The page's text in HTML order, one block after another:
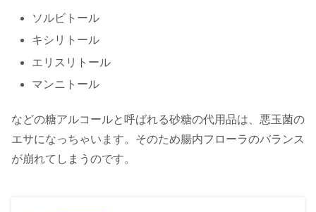
ソルビトール
キシリトール
エリスリトール
マンニトール
などの糖アルコールと呼ばれる砂糖の代用品は、悪玉菌の
エサになっちゃいます。そのため腸内フローラのバランス
が崩れてしまうのです。